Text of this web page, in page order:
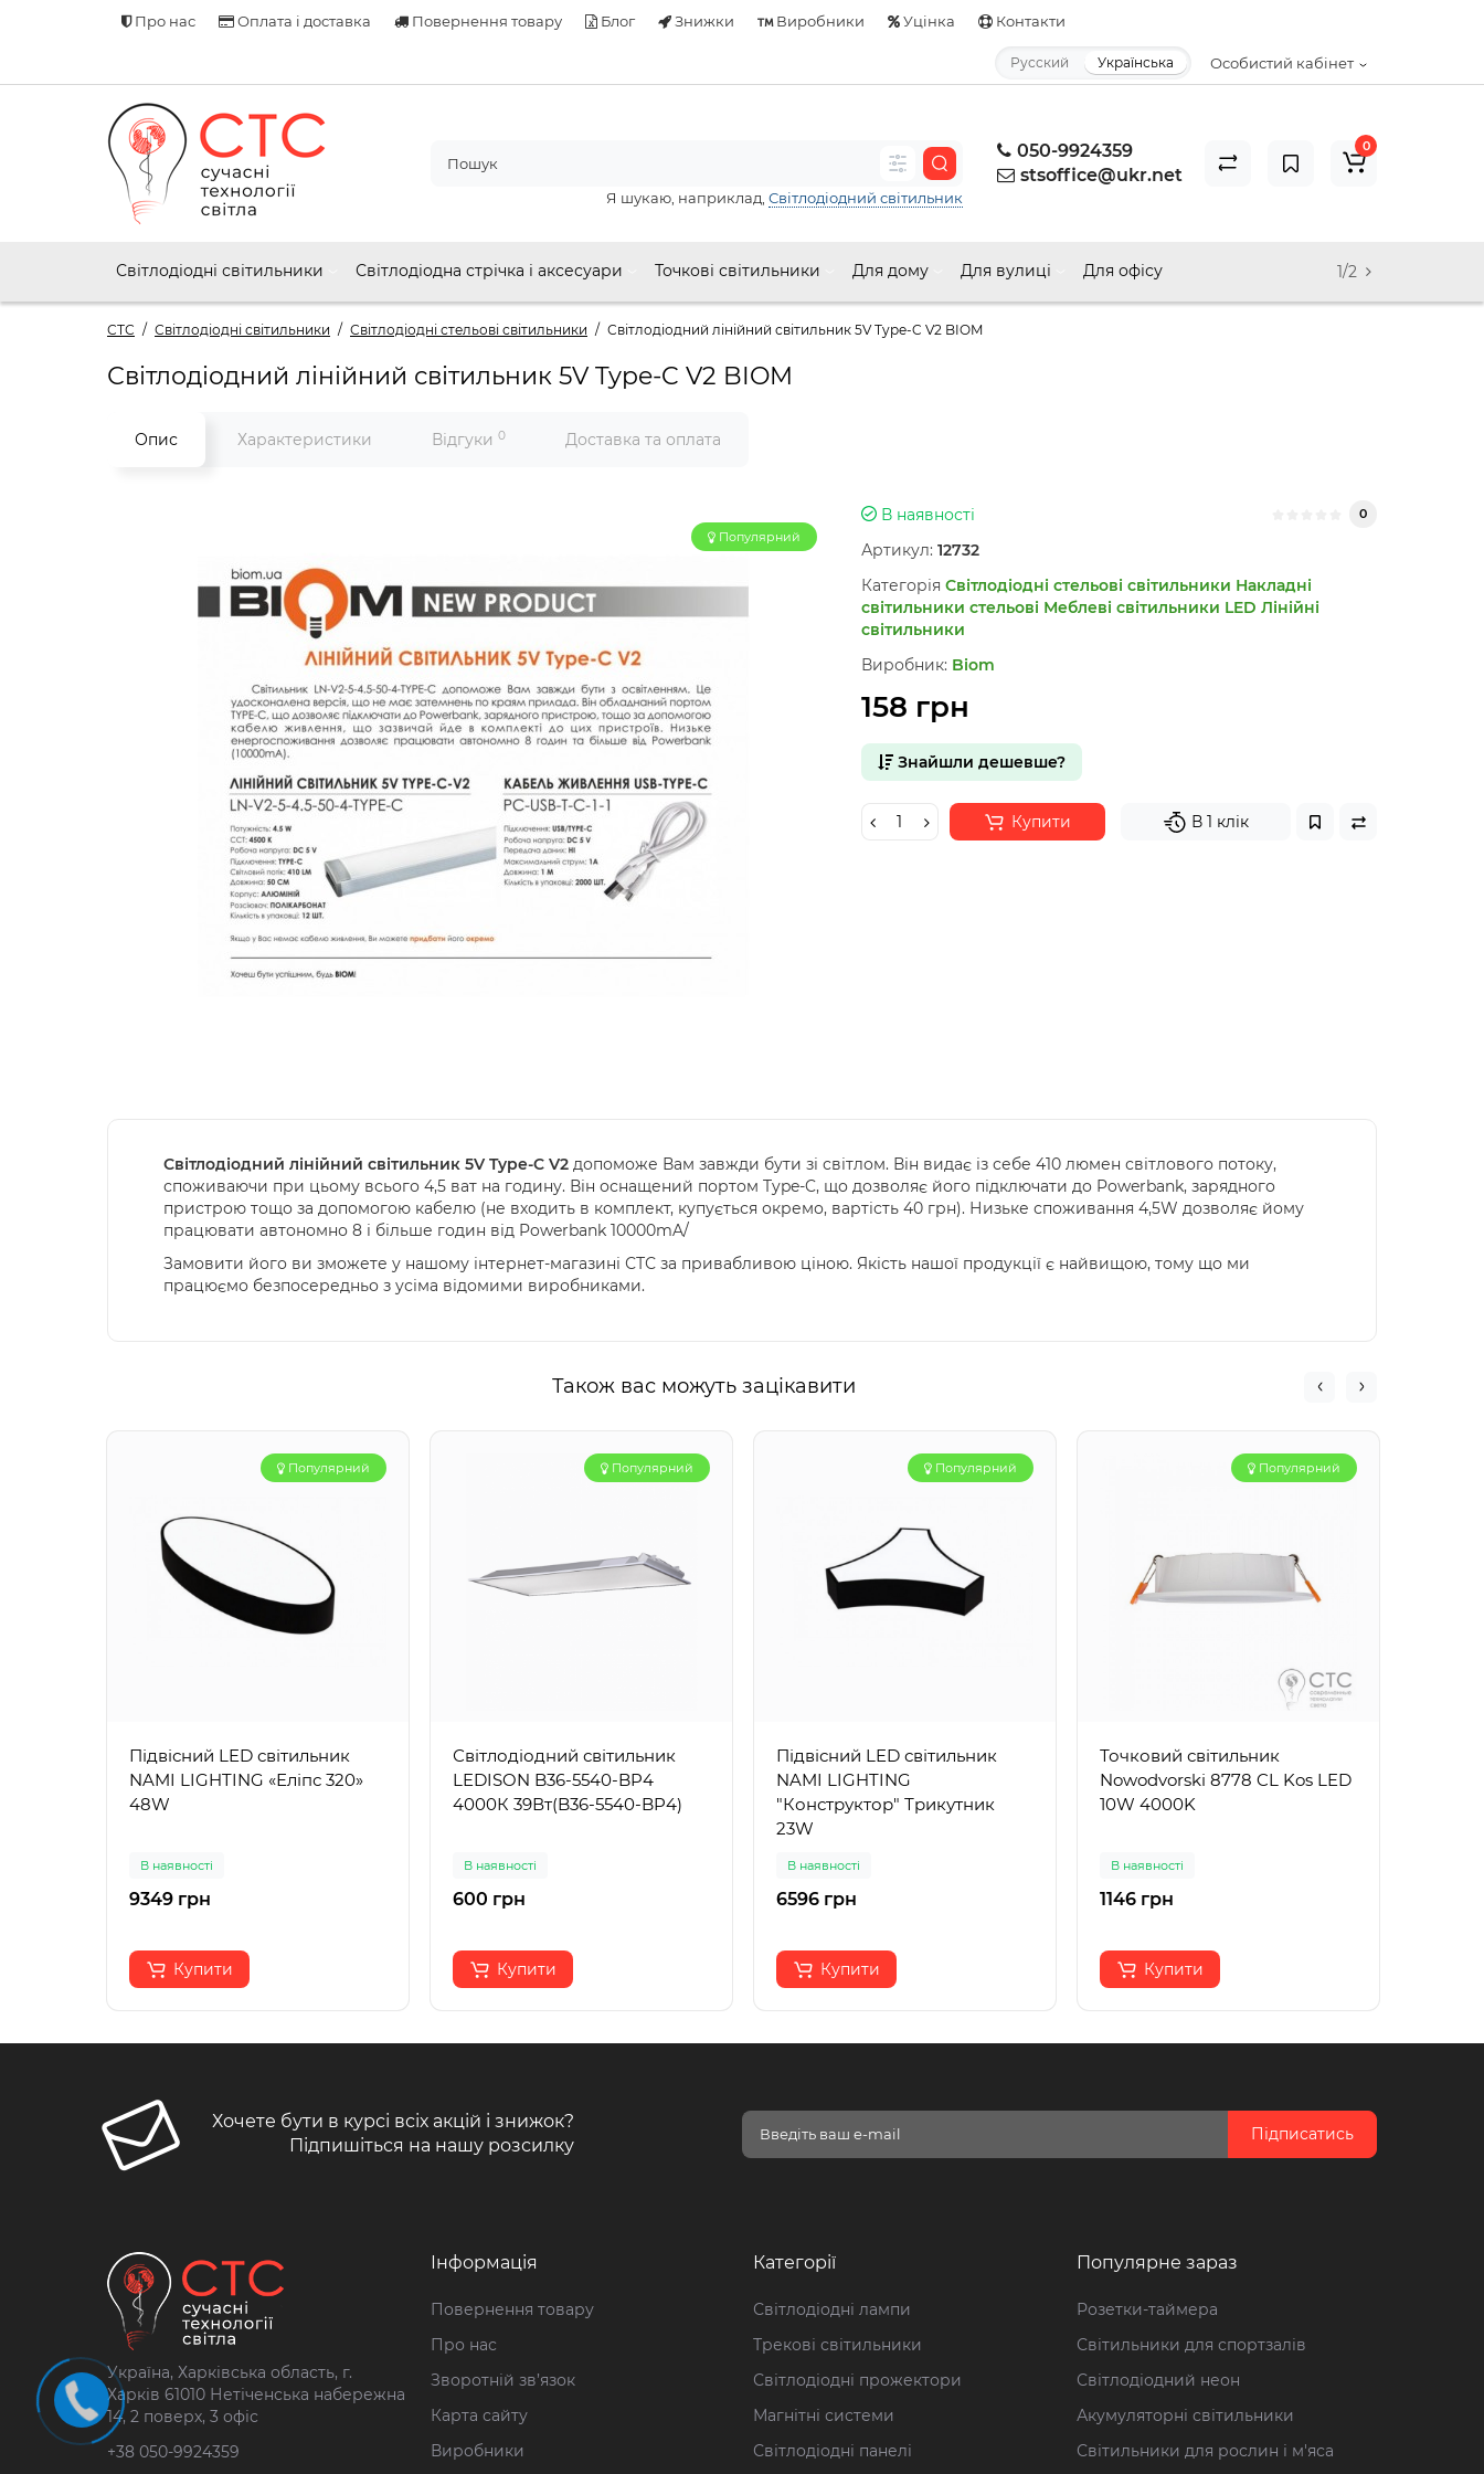
Про нас Оплата і доставка Повернення товару Блог Знижки Виробники Уцінка Контакти
Особистий кабінет
Русский Українська
050-9924359
stsoffice@ukr.net
Я шукаю, наприклад, Світлодіодний світильник
0
Світлодіодні світильники Світлодіодна стрічка і аксесуари Точкові світильники Для дому Для вулиці Для офісу 1/2
СТС Світлодіодні світильники Світлодіодні стельові світильники Світлодіодний лінійний світильник 5V Type-C V2 BIOM
Світлодіодний лінійний світильник 5V Type-C V2 BIOM
Опис Характеристики Відгуки 0 Доставка та оплата
Популярний
В наявності 0
Артикул: 12732
Категорія Світлодіодні стельові світильники Накладні
світильники стельові Меблеві світильники LED Лінійні
світильники
Виробник: Biom
158 грн
Знайшли дешевше?
Купити В 1 клік
Світлодіодний лінійний світильник 5V Type-C V2 допоможе Вам завжди бути зі світлом. Він видає із себе 410 люмен світлового потоку,
споживаючи при цьому всього 4,5 ват на годину. Він оснащений портом Type-C, що дозволяє його підключати до Powerbank, зарядного
пристрою тощо за допомогою кабелю (не входить в комплект, купується окремо, вартість 40 грн). Низьке споживання 4,5W дозволяє йому
працювати автономно 8 і більше годин від Powerbank 10000mA/
Замовити його ви зможете у нашому інтернет-магазині СТС за привабливою ціною. Якість нашої продукції є найвищою, тому що ми
працюємо безпосередньо з усіма відомими виробниками.
Також вас можуть зацікавити
Популярний
Підвісний LED світильник
NAMI LIGHTING «Еліпс 320»
48W
В наявності
9349 грн
Купити
Популярний
Світлодіодний світильник
LEDISON B36-5540-BP4
4000К 39Вт(B36-5540-BP4)
В наявності
600 грн
Купити
Популярний
Підвісний LED світильник
NAMI LIGHTING
"Конструктор" Трикутник
23W
В наявності
6596 грн
Купити
Популярний
Точковий світильник
Nowodvorski 8778 CL Kos LED
10W 4000K
В наявності
1146 грн
Купити
Хочете бути в курсі всіх акцій і знижок?
Підпишіться на нашу розсилку
Підписатись
Україна, Харківська область, г.
Харків 61010 Нетіченська набережна
14, 2 поверх, 3 офіс
+38 050-9924359
Інформація
Повернення товару
Про нас
Зворотній зв’язок
Карта сайту
Виробники
Категорії
Світлодіодні лампи
Трекові світильники
Світлодіодні прожектори
Магнітні системи
Світлодіодні панелі
Популярне зараз
Розетки-таймера
Світильники для спортзалів
Світлодіодний неон
Акумуляторні світильники
Світильники для рослин і м'яса